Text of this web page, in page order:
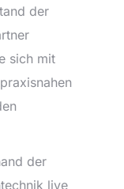
der
sich mit
der
live